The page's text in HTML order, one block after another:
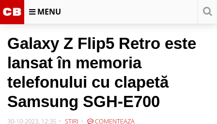
MENU
Galaxy Z Flip5 Retro este
lansat în memoria
telefonului cu clapetă
Samsung SGH-E700
30-10-2023, 12:35 STIRI COMENTEAZA